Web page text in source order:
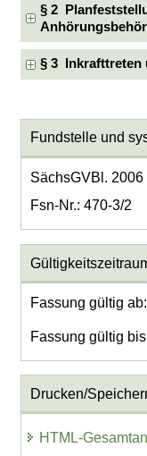
§ 2
§ 3 Inkrafttreten
Fundstelle und
SächsGVBl. 2006
Fsn-Nr.: 470-3/2
Fassung gültig
Fassung gültig
Drucken/
HTML-